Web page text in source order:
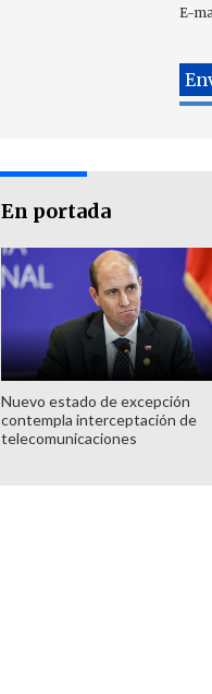
E-
En portada
Nuevo estado de excepción
contempla interceptación de
telecomunicaciones